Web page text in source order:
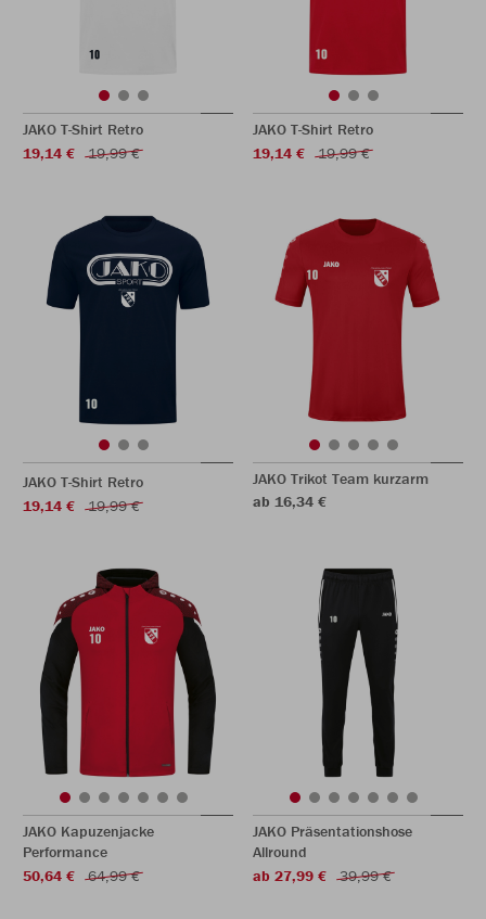
JAKO T-Shirt Retro
19,14 €
19,99 €
JAKO T-Shirt Retro
19,14 €
19,99 €
JAKO T-Shirt Retro
19,14 €
19,99 €
JAKO Trikot Team kurzarm
ab 16,34 €
JAKO Kapuzenjacke
Performance
50,64 €
64,99 €
JAKO Präsentationshose
Allround
ab 27,99 €
39,99 €